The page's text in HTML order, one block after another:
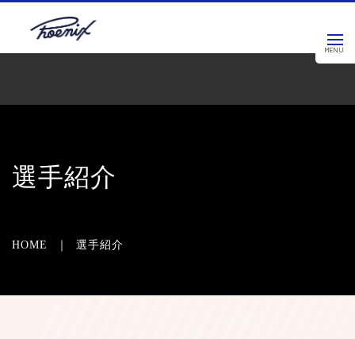
選手紹介
HOME ｜ 選手紹介